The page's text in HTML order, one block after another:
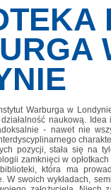
Warburga w
działalność naukową.
- nawet nie
pozycji, stała się na
zamknięci w
która ma
W swoich wykładach,